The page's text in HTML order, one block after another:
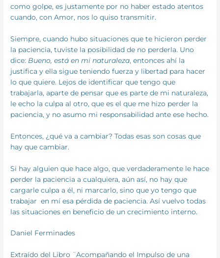
como golpe, es justamente por no haber estado atentos
cuando, con Amor, nos lo quiso transmitir.
Siempre, cuando hubo situaciones que te hicieron perder
la paciencia, tuviste la posibilidad de no perderla. Uno
dice: Bueno, está en mi naturaleza, entonces ahí la
justifica y ella sigue teniendo fuerza y libertad para hacer
lo que quiere. Lejos de identificar que tengo que
trabajarla, aparte de pensar que es parte de mi naturaleza,
le echo la culpa al otro, que es el que me hizo perder la
paciencia, y no asumo mi responsabilidad ante ese hecho.
Entonces, ¿qué va a cambiar? Todas esas son cosas que
hay que cambiar.
Si hay alguien que hace algo, que verdaderamente le hace
perder la paciencia a cualquiera, aún así, no hay que
cargarle culpa a él, ni marcarlo, sino que yo tengo que
trabajar en mí esa pérdida de paciencia. Así vuelvo todas
las situaciones en beneficio de un crecimiento interno.
Daniel Ferminades
Extraído del Libro ¨Acompañando el Impulso de una